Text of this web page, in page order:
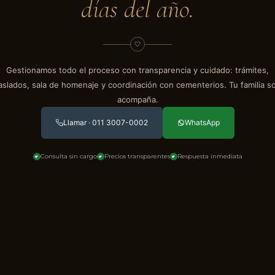
días del año.
Gestionamos todo el proceso con transparencia y cuidado: trámites,
sala de homenaje y coordinación con cementerios. Tu familia
acompaña.
Llamar · 011 3007-0002 WhatsApp
Consulta sin cargo Precios transparentes Respuesta inmediata